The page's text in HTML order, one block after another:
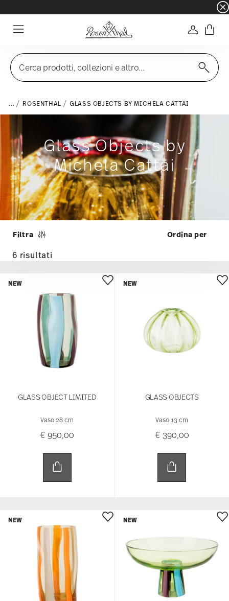
☀️ Summer SALE su articoli e collezioni
Accedi
Cerca prodotti, collezioni e altro...
... ROSENTHAL GLASS OBJECTS BY MICHELA CATTAI
Glass Objects by
Michela Cattai
Filtra
6 risultati
GLASS OBJECT LIMITED
Vaso 28 cm
€ 950,00
NEW
GLASS OBJECTS
Vaso 13 cm
€ 390,00
NEW
NEW NEW